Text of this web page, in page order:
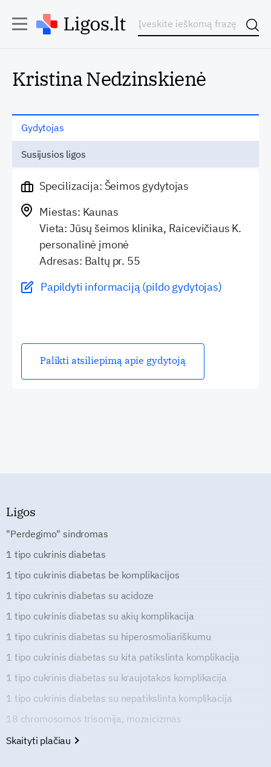
Kristina Nedzinskienė
Gydytojas
Susijusios ligos
Specilizacija: Šeimos gydytojas
Miestas: Kaunas
Vieta: Jūsų šeimos klinika, Raicevičiaus K.
personalinė įmonė
Adresas: Baltų pr. 55
Papildyti informaciją (pildo gydytojas)
Palikti atsiliepimą apie gydytoją
Ligos
"Perdegimo" sindromas
1 tipo cukrinis diabetas
1 tipo cukrinis diabetas be komplikacijos
1 tipo cukrinis diabetas su acidoze
1 tipo cukrinis diabetas su akių komplikacija
1 tipo cukrinis diabetas su hiperosmoliariškumu
1 tipo cukrinis diabetas su kita patikslinta komplikacija
1 tipo cukrinis diabetas su kraujotakos komplikacija
1 tipo cukrinis diabetas su nepatikslinta komplikacija
18 chromosomos trisomija, mozaicizmas
Skaityti plačiau